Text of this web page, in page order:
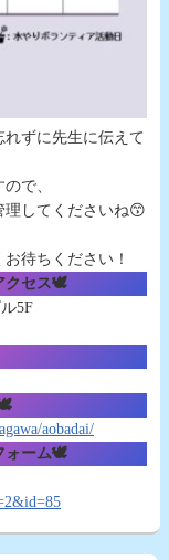
ずに先生に伝えて
で、
してくださいね😙
待ちください！
クセス🕊
5F
aobadai/
ォーム🕊